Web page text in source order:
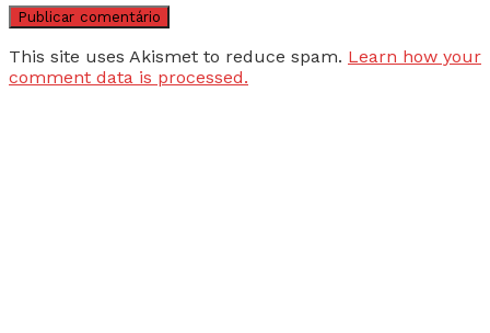
This site uses Akismet to reduce spam. Learn how your
comment data is processed.